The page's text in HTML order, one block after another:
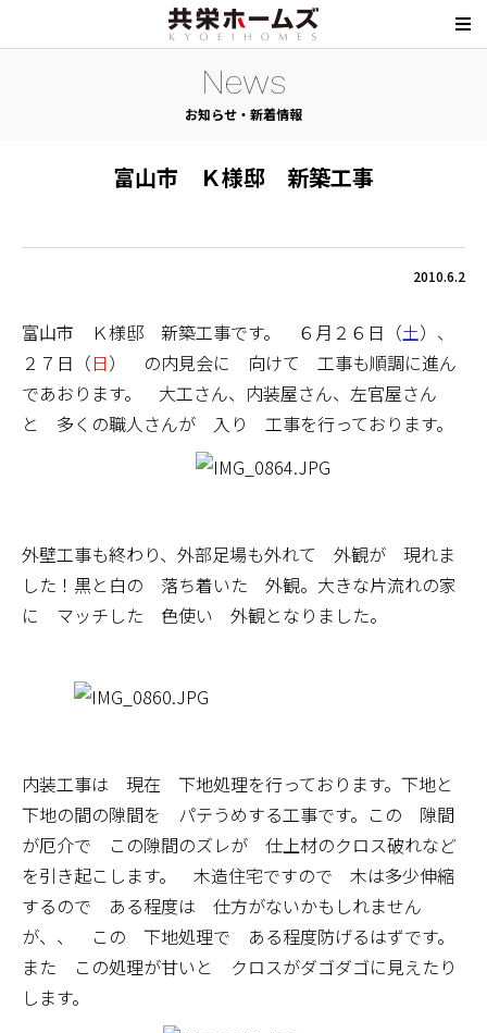
News
お知らせ・新着情報
富山市 Ｋ様邸 新築工事
2010.6.2
富山市 Ｋ様邸 新築工事です。 ６月２６日（土）、
２７日（日） の内見会に 向けて 工事も順調に進ん
であおります。 大工さん、内装屋さん、左官屋さん
と 多くの職人さんが 入り 工事を行っております。
外壁工事も終わり、外部足場も外れて 外観が 現れま
した！黒と白の 落ち着いた 外観。大きな片流れの家
に マッチした 色使い 外観となりました。
内装工事は 現在 下地処理を行っております。下地と
下地の間の隙間を パテうめする工事です。この 隙間
が厄介で この隙間のズレが 仕上材のクロス破れなど
を引き起こします。 木造住宅ですので 木は多少伸縮
するので ある程度は 仕方がないかもしれません
が、、 この 下地処理で ある程度防げるはずです。
また この処理が甘いと クロスがダゴダゴに見えたり
します。